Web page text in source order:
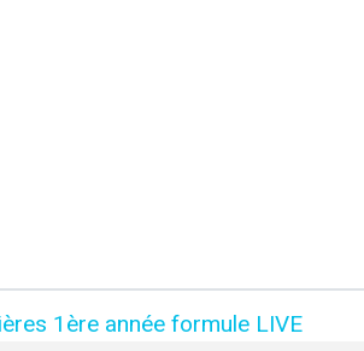
1ère année formule LIVE